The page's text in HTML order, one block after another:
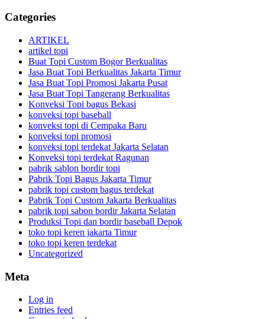
Categories
ARTIKEL
artikel topi
Buat Topi Custom Bogor Berkualitas
Jasa Buat Topi Berkualitas Jakarta Timur
Jasa Buat Topi Promosi Jakarta Pusat
Jasa Buat Topi Tangerang Berkualitas
Konveksi Topi bagus Bekasi
konveksi topi baseball
konveksi topi di Cempaka Baru
konveksi topi promosi
konveksi topi terdekat Jakarta Selatan
Konveksi topi terdekat Ragunan
pabrik sablon bordir topi
Pabrik Topi Bagus Jakarta Timur
pabrik topi custom bagus terdekat
Pabrik Topi Custom Jakarta Berkualitas
pabrik topi sabon bordir Jakarta Selatan
Produksi Topi dan bordir baseball Depok
toko topi keren jakarta Timur
toko topi keren terdekat
Uncategorized
Meta
Log in
Entries feed